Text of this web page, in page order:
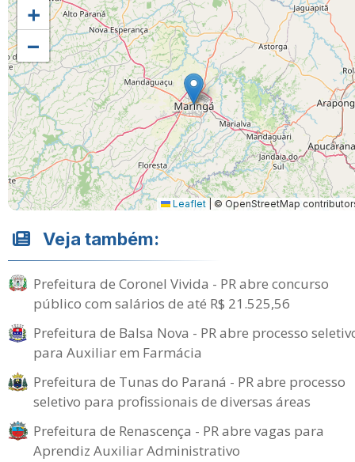
+
−
Leaflet © OpenStreetMap
Veja também:
Prefeitura de Coronel Vivida - PR abre concurso
público com salários de até R$ 21.525,56
Prefeitura de Balsa Nova - PR abre processo
para Auxiliar em Farmácia
Prefeitura de Tunas do Paraná - PR abre processo
seletivo para profissionais de diversas áreas
Prefeitura de Renascença - PR abre vagas para
Aprendiz Auxiliar Administrativo